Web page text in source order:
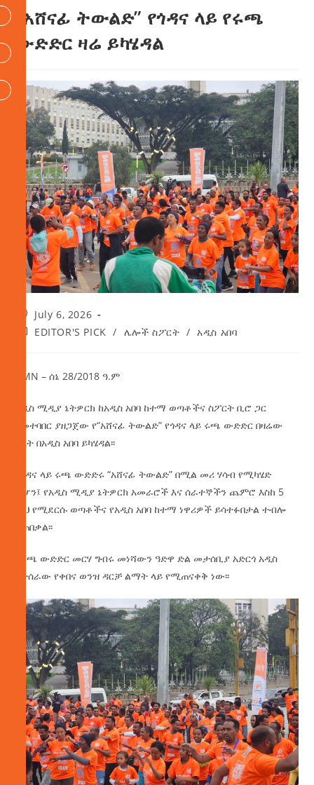
“አሸናፊ ትውልድ” የጎዳና ላይ የሩጫ
ውድድር ዛሬ ይካሄዳል
July 6, 2026
EDITOR'S PICK / ሌሎች ስፖርት / አዲስ አበባ
AMN – ሰኔ 28/2018 ዓ.ም
አዲስ ሚዲያ ኔትዎርክ ከአዲስ አበባ ከተማ ወጣቶችና ስፖርት ቢሮ ጋር
በመተባበር ያዘጋጀው የ“አሸናፊ ትውልድ” የጎዳና ላይ ሩጫ ውድድር በዛሬው
እለት በአዲስ አበባ ይካሄዳል፡፡
የጎዳና ላይ ሩጫ ውድድሩ “አሸናፊ ትውልድ” በሚል መሪ ሃሳብ የሚካሄድ
ሲሆን፤ የአዲስ ሚዲያ ኔትዎርክ አመራሮች እና ሰራተኞችን ጨምሮ እስከ 5
ሺህ የሚደርሱ ወጣቶችና የአዲስ አበባ ከተማ ነዋሪዎች ይሳተፉበታል ተብሎ
ይጠበቃል፡፡
የሩጫ ውድድር መርሃ ግብሩ መነሻውን ዓድዋ ድል መታሰቢያ አድርጎ አዲስ
ከተሰራው የቀበና ወንዝ ዳርቻ ልማት ላይ የሚጠናቀቅ ነው፡፡